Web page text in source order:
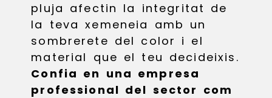
pluja afectin la integritat de
la teva xemeneia amb un
sombrerete del color i el
material que el teu decideixis.
Confia en una empresa
professional del sector com